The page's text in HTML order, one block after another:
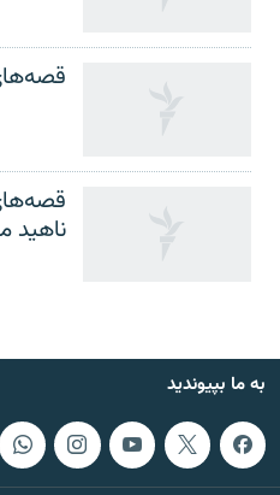
ناهید
به ما بپیوندید